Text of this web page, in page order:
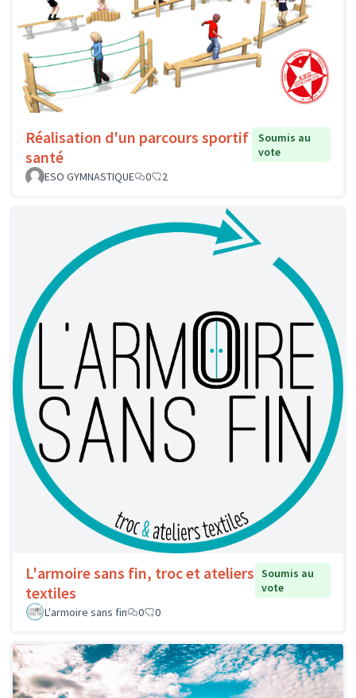
Réalisation d'un parcours sportif
santé
Soumis au
vote
ESO GYMNASTIQUE
0 2
L'armoire sans fin, troc et ateliers
textiles
Soumis au
vote
L'armoire sans fin
0 0